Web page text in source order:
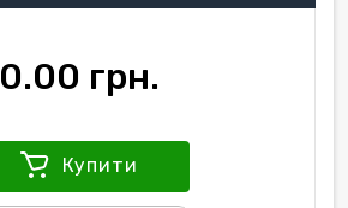
0.00 грн.
Купити